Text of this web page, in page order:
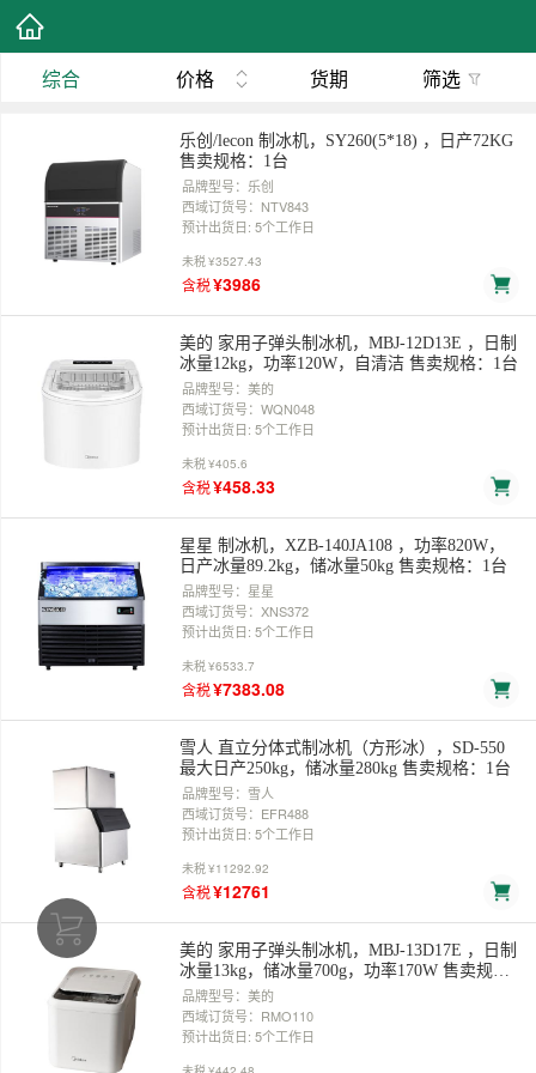
综合 价格 货期 筛选
乐创/lecon 制冰机，SY260(5*18) ，日产72KG
售卖规格：1台
品牌型号：乐创
西域订货号：NTV843
预计出货日: 5个工作日
未税¥3527.43
含税¥3986
美的 家用子弹头制冰机，MBJ-12D13E ，日制
冰量12kg，功率120W，自清洁 售卖规格：1台
品牌型号：美的
西域订货号：WQN048
预计出货日: 5个工作日
未税¥405.6
含税¥458.33
星星 制冰机，XZB-140JA108 ，功率820W，
日产冰量89.2kg，储冰量50kg 售卖规格：1台
品牌型号：星星
西域订货号：XNS372
预计出货日: 5个工作日
未税¥6533.7
含税¥7383.08
雪人 直立分体式制冰机（方形冰），SD-550
最大日产250kg，储冰量280kg 售卖规格：1台
品牌型号：雪人
西域订货号：EFR488
预计出货日: 5个工作日
未税¥11292.92
含税¥12761
美的 家用子弹头制冰机，MBJ-13D17E ，日制
冰量13kg，储冰量700g，功率170W 售卖规
格：1台
品牌型号：美的
西域订货号：RMO110
预计出货日: 5个工作日